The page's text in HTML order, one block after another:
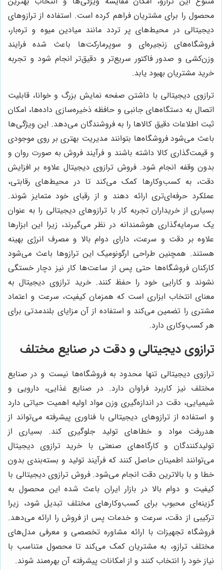
محصول را برای مشتریان فراهم کرده است. استفاده از ترازوهای
دیجیتالی در محیط‌های پر تردد مانند میادین میوه و تره‌بار،
فروشگاه‌های زنجیره‌ای و سوپرمارکت‌ها باعث شده فرایند
وزن‌کشی و صدور فاکتور سریع‌تر و دقیق‌تر انجام شود و تجربه
خرید مشتریان بهبود یابد.
ترازوی دیجیتالی با داشتن صفحه نمایش بزرگ و خوانا، قابلیت
اتصال به دستگاه‌های جانبی و حافظه ذخیره‌سازی داده‌ها، امکان
ثبت اطلاعات دقیق کالاها را به فروشندگان می‌دهد. این ویژگی‌ها
باعث می‌شود فروشگاه‌ها بتوانند مدیریت بهتری بر روی موجودی
و قیمت‌گذاری کالا داشته باشند و فرآیند فروش به صورت روان و
بدون وقفه انجام شود. فروش ترازوی دیجیتال علاوه بر افزایش
دقت، به کسب‌وکارها کمک می‌کند تا در محیط‌های رقابتی،
عملکرد حرفه‌ای‌تری ارائه دهند و از رقبای خود متمایز شوند.
بسیاری از خریداران تجربه کار با ترازوهای دیجیتالی را به عنوان
یک سرمایه‌گذاری هوشمندانه در نظر می‌گیرند، زیرا این ابزارها
علاوه بر دقت و سرعت، دارای دوام بالا و مصرف انرژی بهینه
هستند. همچنین طراحی ارگونومیک این ترازوها باعث می‌شود
کارکنان فروشگاه‌ها حتی پس از ساعت‌ها کار نیز دچار خستگی
نشوند و کارایی خود را حفظ کنند. خرید ترازوی دیجیتال به
معنای انتخاب ابزاری است که همزمان کیفیت، سرعت و اعتماد
مشتری را تضمین می‌کند و استفاده از آن مزایای بلندمدتی برای
هر کسب‌وکاری دارد.
ترازوی دیجیتالی و دقت در صنایع مختلف
ترازوی دیجیتالی تنها محدود به فروشگاه‌ها نیست و در صنایع
مختلف نیز کاربرد فراوان دارد. در صنایع غذایی، دارویی و
شیمیایی، دقت در اندازه‌گیری وزن مواد اولیه اهمیت حیاتی دارد
و استفاده از ترازوهای دیجیتالی با فناوری پیشرفته می‌تواند از
هدررفت مواد و خطاهای تولید جلوگیری کند. بسیاری از
تولیدکنندگان و کارگاه‌های صنعتی با خرید ترازوی دیجیتال
می‌توانند اطمینان حاصل کنند که فرآیند تولید و بسته‌بندی بدون
خطا و با بالاترین دقت انجام می‌شود. فروش ترازوی دیجیتالی با
کیفیت و دوام بالا در بازار ایران باعث شده این محصول به
گزینه‌ای محبوب برای کسب‌وکارهای مختلف تبدیل شود، زیرا
ترکیبی از دقت، سرعت و خدمات پس از فروش را ارائه می‌دهد.
فروشگاه تجهیزات با ارائه مشاوره تخصصی و معرفی مدل‌های
مختلف ترازو، به مشتریان کمک می‌کند تا محصول متناسب با
نیاز خود را انتخاب کنند و از امکانات پیشرفته آن بهره‌مند شوند.